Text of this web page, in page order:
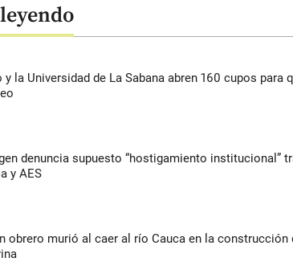
y la Universidad de La Sabana abren 160 cupos para
denuncia supuesto “hostigamiento institucional”
y AES
obrero murió al caer al río Cauca en la construcción